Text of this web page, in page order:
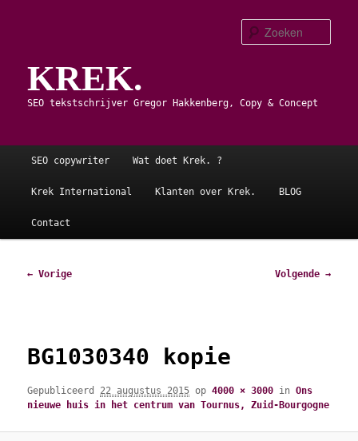
primaire
inhoudKREK.
SEO tekstschrijver Gregor Hakkenberg, Copy & Concept
Hoofdmenu
SEO copywriter Wat doet Krek. ?
Krek International Klanten over Krek. BLOG
Contact
Afbeeldingsnavigatie
← Vorige Volgende →
BG1030340 kopie
Gepubliceerd 22 augustus 2015 op4000 × 3000 inOns
nieuwe huis in het centrum van Tournus, Zuid-Bourgogne